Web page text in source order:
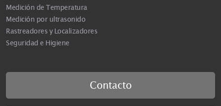
Medición de Temperatura
Medición por ultrasonido
Rastreadores y Localizadores
Seguridad e Higiene
Contacto